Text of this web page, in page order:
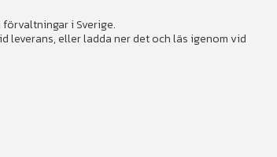
i Sverige.
leverans, eller ladda ner det och läs igenom vid